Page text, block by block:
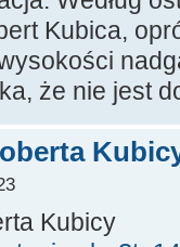
Kubica,
że nie jest
Kubicy